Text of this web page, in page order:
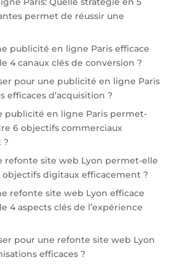
permet de réussir une
publicité en ligne Paris efficace
4 canaux clés de conversion ?
pour une publicité en ligne Paris
efficaces d’acquisition ?
publicité en ligne Paris permet-
6 objectifs commerciaux
?
refonte site web Lyon permet-elle
objectifs digitaux efficacement ?
refonte site web Lyon efficace
4 aspects clés de l’expérience
pour une refonte site web Lyon
efficaces ?